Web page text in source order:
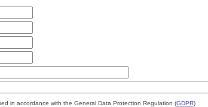
in accordance with the General Data Protection Regulation (GDPR)